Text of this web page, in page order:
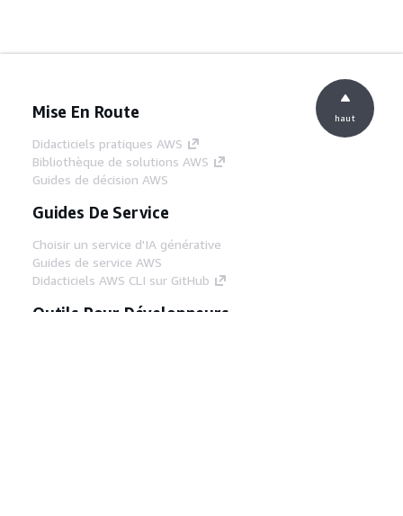
Mise En Route
Didacticiels pratiques AWS
Bibliothèque de solutions AWS
Guides de décision AWS
Guides De Service
Choisir un service d'IA générative
Guides de service AWS
Didacticiels AWS CLI sur GitHub
Outils Pour Développeurs
haut